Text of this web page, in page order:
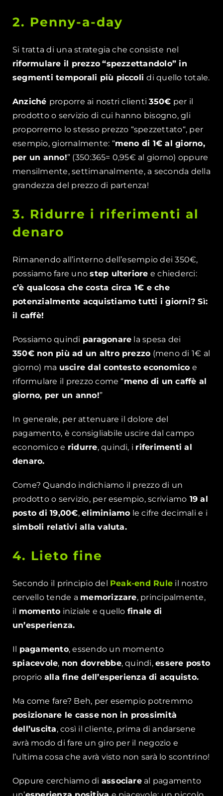
2. Penny-a-day
Si tratta di una strategia che consiste nel
riformulare il prezzo “spezzettandolo” in
segmenti temporali più piccolidi quello totale.
Anziché proporre ai nostri clienti350€ per il
prodotto o servizio di cui hanno bisogno, gli
proporremo lo stesso prezzo “spezzettato“, per
esempio, giornalmente: “meno di 1€ al giorno,
per un anno!” (350:365= 0,95€ al giorno) oppure
mensilmente, settimanalmente, a seconda della
grandezza del prezzo di partenza!
3. Ridurre i riferimenti al
denaro
Rimanendo all’interno dell’esempio dei 350€,
possiamo fare unostep ulteriore e chiederci:
c’è qualcosa che costa circa 1€ e che
potenzialmente acquistiamo tutti i giorni? Sì:
il caffè!
Possiamo quindi paragonare la spesa dei
350€ non più ad un altro prezzo (meno di 1€ al
giorno) ma uscire dal contesto economico e
riformulare il prezzo come “meno di un caffè al
giorno, per un anno!”
In generale, per attenuare il dolore del
pagamento, è consigliabile uscire dal campo
economico e ridurre, quindi, i riferimenti al
denaro.
Come? Quando indichiamo il prezzo di un
prodotto o servizio, per esempio, scriviamo 19 al
posto di 19,00€,eliminiamo le cifre decimali e i
simboli relativi alla valuta.
4. Lieto fine
Secondo il principio del Peak-end Rule il nostro
cervello tende a memorizzare, principalmente,
il momento iniziale e quello finale di
un’esperienza.
Il pagamento, essendo un momento
spiacevole, non dovrebbe, quindi,essere posto
proprio alla fine dell’esperienza di acquisto.
Ma come fare? Beh, per esempio potremmo
posizionare le casse non in prossimità
dell’uscita, così il cliente, prima di andarsene
avrà modo di fare un giro per il negozio e
l’ultima cosa che avrà visto non sarà lo scontrino!
Oppure cerchiamo di associareal pagamento